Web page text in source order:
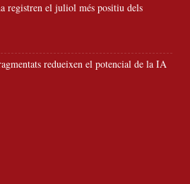
registren el juliol més positiu dels
redueixen el potencial de la IA